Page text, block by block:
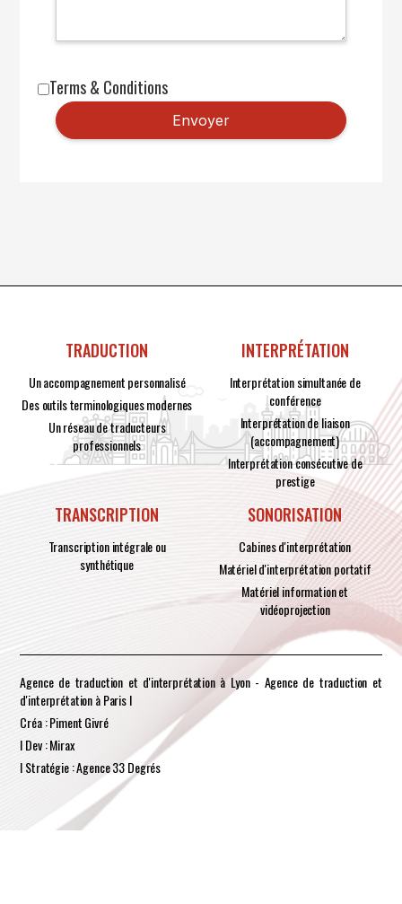
Terms & Conditions
TRADUCTION
Un accompagnement personnalisé
Des outils terminologiques modernes
Un réseau de traducteurs
professionnels
INTERPRÉTATION
Interprétation simultanée de
conférence
Interprétation de liaison
(accompagnement)
Interprétation consécutive de
prestige
TRANSCRIPTION
Transcription intégrale ou
synthétique
SONORISATION
Cabines d'interprétation
Matériel d'interprétation portatif
Matériel information et
vidéoprojection
Agence de traduction et d'interprétation à Lyon - Agence de traduction et
d'interprétation à Paris I
Créa : Piment Givré
I Dev : Mirax
I Stratégie : Agence 33 Degrés